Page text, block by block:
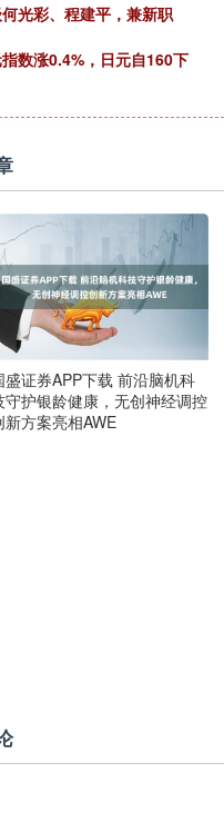
光彩、程建平，兼新职
数涨0.4%，日元自160下
盛证券APP下载 前沿脑机科
守护银龄健康，无创神经调控
新方案亮相AWE